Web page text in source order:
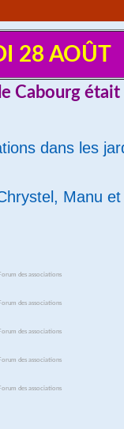
28 AOÛT
Cabourg
dans les
Manu